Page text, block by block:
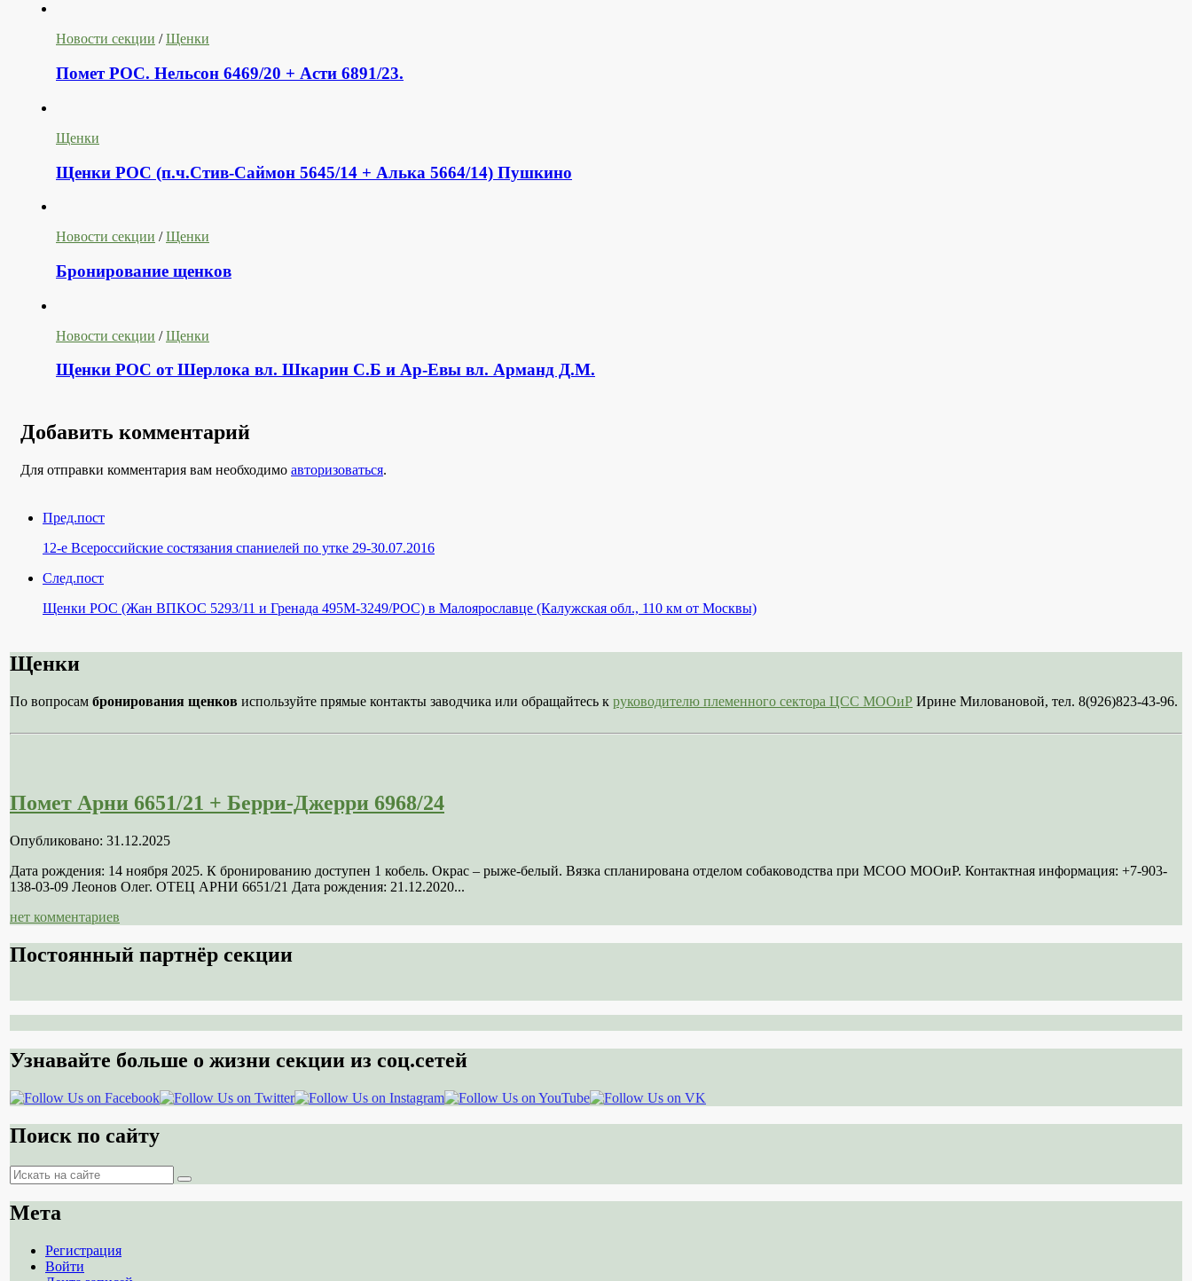
Новости секции /Щенки
Помет РОС. Нельсон 6469/20 + Асти 6891/23.
Щенки
Щенки РОС (п.ч.Стив-Саймон 5645/14 + Алька 5664/14) Пушкино
Новости секции /Щенки
Бронирование щенков
Новости секции /Щенки
Щенки РОС от Шерлока вл. Шкарин С.Б и Ар-Евы вл. Арманд Д.М.
Добавить комментарий
Для отправки комментария вам необходимо авторизоваться.
Пред.пост
12-е Всероссийские состязания спаниелей по утке 29-30.07.2016
След.пост
Щенки РОС (Жан ВПКОС 5293/11 и Гренада 495M-3249/РОС) в Малоярославце (Калужская обл., 110 км от Москвы)
Щенки
По вопросам бронирования щенков используйте прямые контакты заводчика или обращайтесь к руководителю племенного сектора ЦСС МООиР Ирине Миловановой, тел. 8(926)823-43-96.
Помет Арни 6651/21 + Берри-Джерри 6968/24
Опубликовано: 31.12.2025
Дата рождения: 14 ноября 2025. К бронированию доступен 1 кобель. Окрас – рыже-белый. Вязка спланирована отделом собаководства при МСОО МООиР. Контактная информация: +7-903-
138-03-09 Леонов Олег. ОТЕЦ АРНИ 6651/21 Дата рождения: 21.12.2020...
нет комментариев
Постоянный партнёр секции
Узнавайте больше о жизни секции из соц.сетей
Поиск по сайту
Поиск
Поиск
Мета
Регистрация
Войти